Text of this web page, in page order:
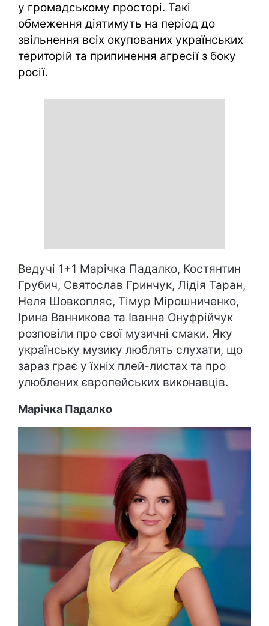
у громадському просторі. Такі
обмеження діятимуть на період до
звільнення всіх окупованих українських
територій та припинення агресії з боку
росії.
Ведучі 1+1 Марічка Падалко, Костянтин
Грубич, Святослав Гринчук, Лідія Таран,
Неля Шовкопляс, Тімур Мірошниченко,
Ірина Ванникова та Іванна Онуфрійчук
розповіли про свої музичні смаки. Яку
українську музику люблять слухати, що
зараз грає у їхніх плей-листах та про
улюблених європейських виконавців.
Марічка Падалко